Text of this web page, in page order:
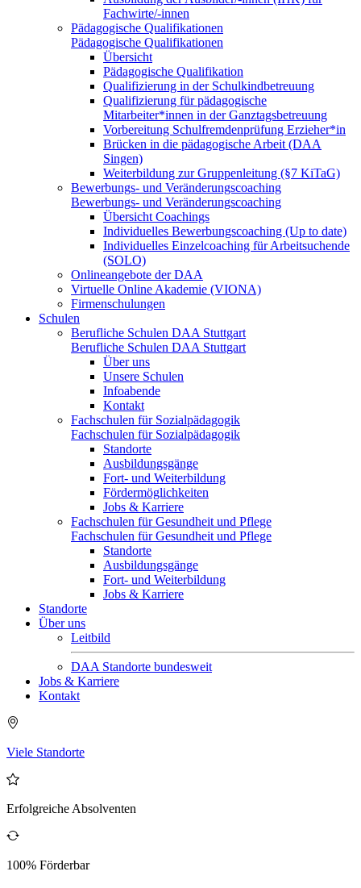
Fachwirte/-innen
Pädagogische Qualifikationen
Pädagogische Qualifikationen
Übersicht
Pädagogische Qualifikation
Qualifizierung in der Schulkindbetreuung
Qualifizierung für pädagogische
Mitarbeiter*innen in der Ganztagsbetreuung
Vorbereitung Schulfremdenprüfung Erzieher*in
Brücken in die pädagogische Arbeit (DAA
Singen)
Weiterbildung zur Gruppenleitung (§7 KiTaG)
Bewerbungs- und Veränderungscoaching
Bewerbungs- und Veränderungscoaching
Übersicht Coachings
Individuelles Bewerbungscoaching (Up to date)
Individuelles Einzelcoaching für Arbeitsuchende
(SOLO)
Onlineangebote der DAA
Virtuelle Online Akademie (VIONA)
Firmenschulungen
Schulen
Berufliche Schulen DAA Stuttgart
Berufliche Schulen DAA Stuttgart
Über uns
Unsere Schulen
Infoabende
Kontakt
Fachschulen für Sozialpädagogik
Fachschulen für Sozialpädagogik
Standorte
Ausbildungsgänge
Fort- und Weiterbildung
Fördermöglichkeiten
Jobs & Karriere
Fachschulen für Gesundheit und Pflege
Fachschulen für Gesundheit und Pflege
Standorte
Ausbildungsgänge
Fort- und Weiterbildung
Jobs & Karriere
Standorte
Über uns
Leitbild
DAA Standorte bundesweit
Jobs & Karriere
Kontakt
Viele Standorte
Erfolgreiche Absolventen
100% Förderbar